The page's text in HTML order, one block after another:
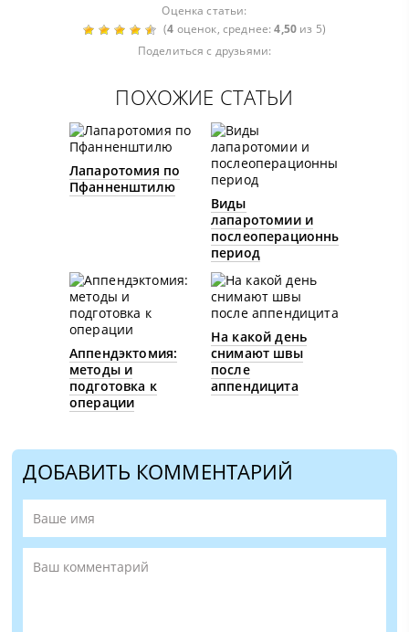
Оценка статьи:
(4 оценок, среднее:4,50 из 5)
Поделиться с друзьями:
ПОХОЖИЕ СТАТЬИ
Лапаротомия по
Пфанненштилю
Виды
лапаротомии и
послеоперационный
период
Аппендэктомия:
методы и
подготовка к
операции
На какой день
снимают швы
после
аппендицита
ДОБАВИТЬ КОММЕНТАРИЙ